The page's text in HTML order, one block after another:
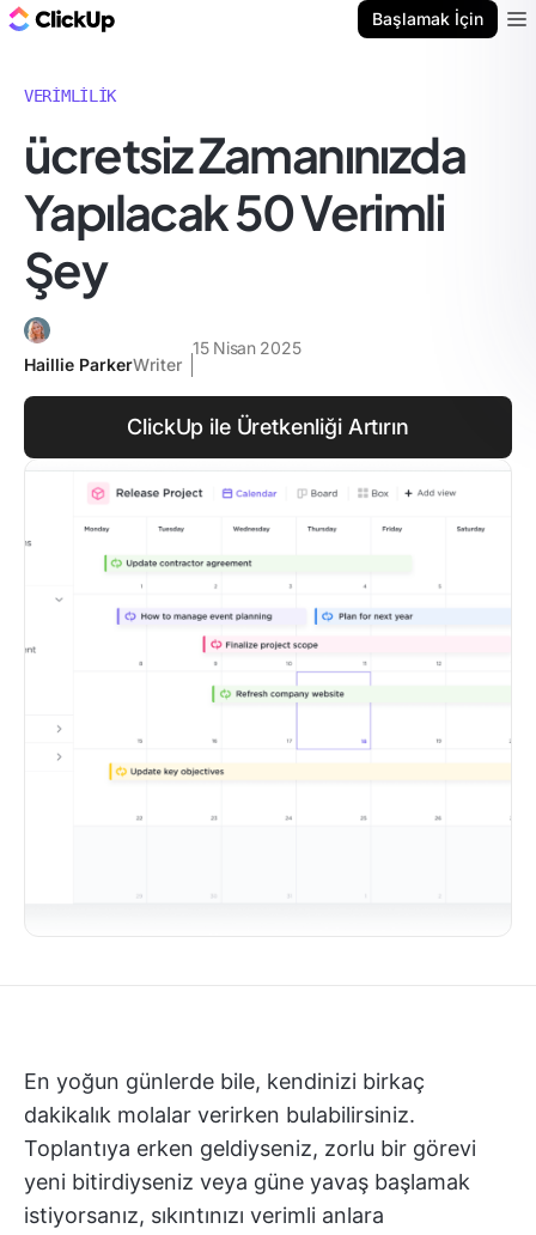
Başlamak İçin
VERIMLILIK
ücretsiz Zamanınızda
Yapılacak 50 Verimli
Şey
Haillie ParkerWriter
15 Nisan 2025
ClickUp ile Üretkenliği Artırın
En yoğun günlerde bile, kendinizi birkaç
dakikalık molalar verirken bulabilirsiniz.
Toplantıya erken geldiyseniz, zorlu bir görevi
yeni bitirdiyseniz veya güne yavaş başlamak
istiyorsanız, sıkıntınızı verimli anlara